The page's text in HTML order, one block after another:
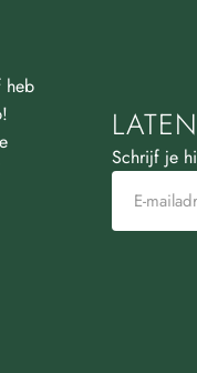
heb
Schrijf je